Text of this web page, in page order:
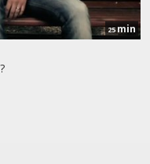
25min